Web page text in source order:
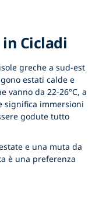
Cicladi
greche a sud-est
estati calde e
vanno da 22-26°C, a
significa immersioni
godute tutto
e una muta da
è una preferenza